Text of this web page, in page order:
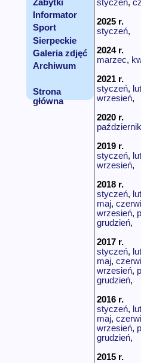
Zabytki
Informator
Sport
Sierpeckie
linki
Galeria zdjęć
Archiwum
Strona
główna
styczeń,
2025 r.
styczeń,
2024 r.
marzec,
2021 r.
styczeń,
wrzesień,
2020 r.
październik
2019 r.
styczeń,
wrzesień,
2018 r.
styczeń,
maj,
wrzesień,
grudzień,
2017 r.
styczeń,
maj,
wrzesień,
grudzień,
2016 r.
styczeń,
maj,
wrzesień,
grudzień,
2015 r.